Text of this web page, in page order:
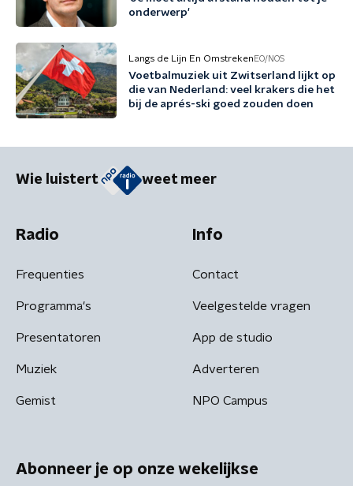
onderwerp'
Langs de Lijn En Omstreken EO/NOS
Voetbalmuziek uit Zwitserland lijkt op
die van Nederland: veel krakers die het
bij de aprés-ski goed zouden doen
Wie luistert weet meer
Radio
Frequenties
Programma's
Presentatoren
Muziek
Gemist
Info
Contact
Veelgestelde vragen
App de studio
Adverteren
NPO Campus
Abonneer je op onze wekelijkse